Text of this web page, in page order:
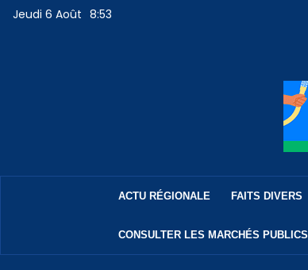
Jeudi 6 Août 8:53
ACTU RÉGIONALE FAITS DIVERS
CONSULTER LES MARCHÉS PUBLICS